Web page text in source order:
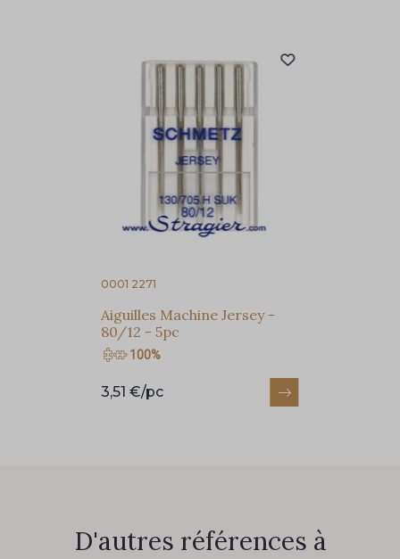
14 - Marine
0001 2271
Aiguilles Machine Jersey -
80/12 - 5pc
100%
3,51 €/pc
D'autres références à
Recevez chaque semaine un clin d’œil rempli de
nouveautés, d’inspirations et de promotions.
Je m'abonne à la newsletter